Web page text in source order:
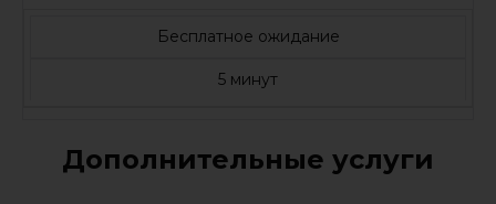
Бесплатное ожидание
5 минут
Дополнительные услуги